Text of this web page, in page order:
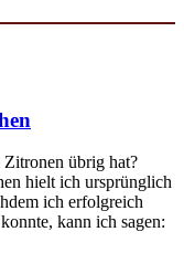
übrig hat?
hielt ich ursprünglich
ich erfolgreich
kann ich sagen: